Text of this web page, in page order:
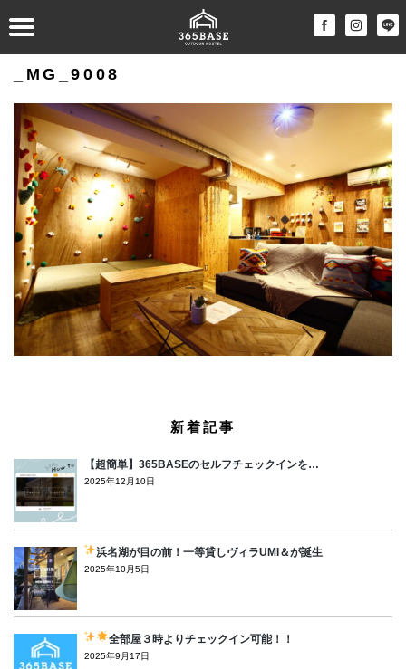
_MG_9008
新着記事
【超簡単】365BASEのセルフチェックインを…
2025年12月10日
浜名湖が目の前！一等貸しヴィラUMI＆が誕生
2025年10月5日
全部屋３時よりチェックイン可能！！
2025年9月17日